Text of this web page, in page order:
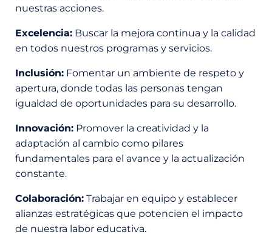
nuestras acciones.
Excelencia: Buscar la mejora continua y la calidad
en todos nuestros programas y servicios.
Inclusión: Fomentar un ambiente de respeto y
apertura, donde todas las personas tengan
igualdad de oportunidades para su desarrollo.
Innovación: Promover la creatividad y la
adaptación al cambio como pilares
fundamentales para el avance y la actualización
constante.
Colaboración: Trabajar en equipo y establecer
alianzas estratégicas que potencien el impacto
de nuestra labor educativa.